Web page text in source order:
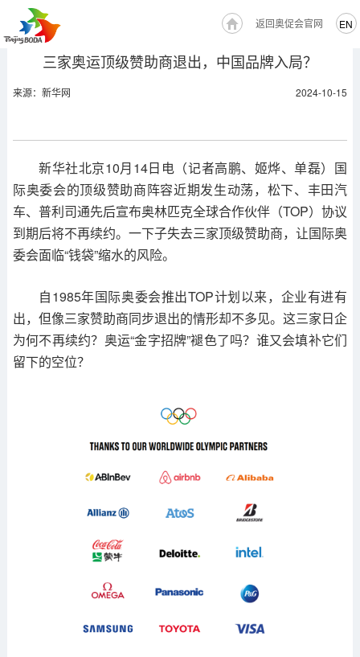
EN
返回奥促会官网
三家奥运顶级赞助商退出，中国品牌入局？
来源：新华网 2024-10-15
新华社北京10月14日电（记者高鹏、姬烨、单磊）国
际奥委会的顶级赞助商阵容近期发生动荡，松下、丰田汽
车、普利司通先后宣布奥林匹克全球合作伙伴（TOP）协议
到期后将不再续约。一下子失去三家顶级赞助商，让国际奥
委会面临“钱袋”缩水的风险。
自1985年国际奥委会推出TOP计划以来，企业有进有
出，但像三家赞助商同步退出的情形却不多见。这三家日企
为何不再续约？奥运“金字招牌”褪色了吗？谁又会填补它们
留下的空位？